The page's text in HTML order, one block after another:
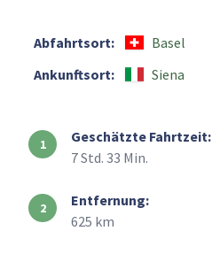
Abfahrtsort:
Basel
Ankunftsort:
Siena
Geschätzte Fahrtzeit:
7 Std. 33 Min.
Entfernung:
625 km